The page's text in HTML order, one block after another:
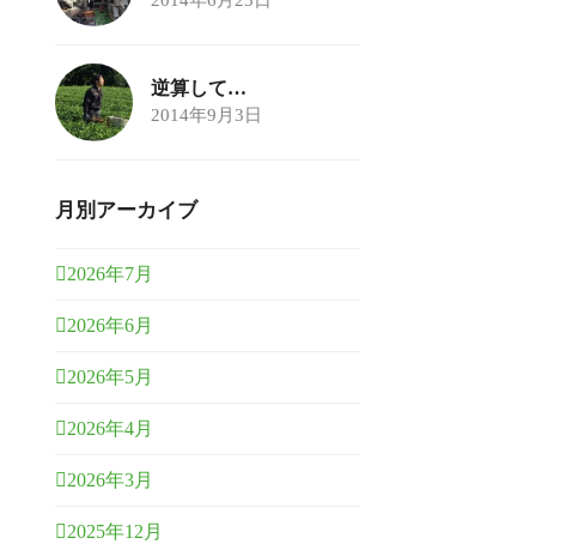
逆算して…
2014年9月3日
月別アーカイブ
2026年7月
2026年6月
2026年5月
2026年4月
2026年3月
2025年12月